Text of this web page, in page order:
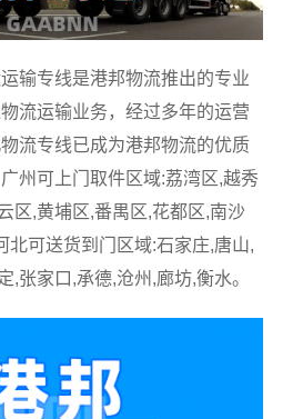
输专线是港邦物流推出的专业
流运输业务，经过多年的运营
流专线已成为港邦物流的优质
州可上门取件区域:荔湾区,越秀
区,黄埔区,番禺区,花都区,南沙
北可送货到门区域:石家庄,唐山,
,张家口,承德,沧州,廊坊,衡水。